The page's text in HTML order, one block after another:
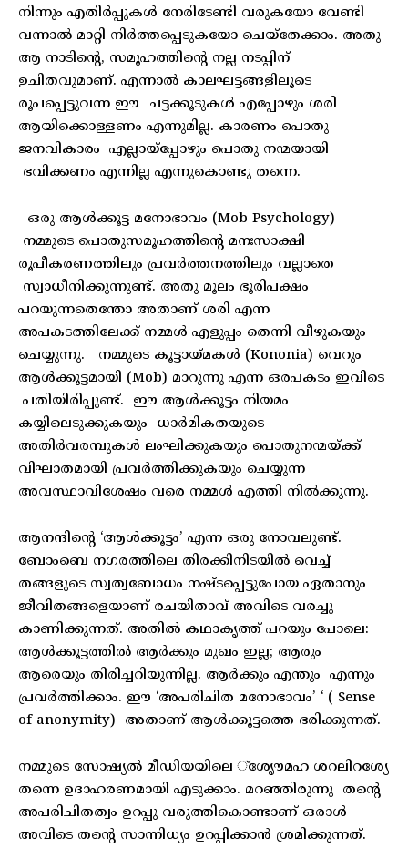
നിന്നും എതിർപ്പുകൾ നേരിടേണ്ടി വരുകയോ വേണ്ടി
വന്നാൽ മാറ്റി നിർത്തപ്പെടുകയോ ചെയ്‌തേക്കാം. അതു
ആ നാടിന്റെ, സമൂഹത്തിന്റെ നല്ല നടപ്പിന്
ഉചിതവുമാണ്. എന്നാൽ കാലഘട്ടങ്ങളിലൂടെ
രൂപപ്പെട്ടുവന്ന ഈ ചട്ടക്കൂടുകൾ എപ്പോഴും ശരി
ആയിക്കൊള്ളണം എന്നുമില്ല. കാരണം പൊതു
ജനവികാരം എല്ലായ്‌പ്പോഴും പൊതു നന്മയായി
ഭവിക്കണം എന്നില്ല എന്നുകൊണ്ടു തന്നെ.
ഒരു ആൾക്കൂട്ട മനോഭാവം (Mob Psychology)
നമ്മുടെ പൊതുസമൂഹത്തിന്റെ മനഃസാക്ഷി
രൂപീകരണത്തിലും പ്രവർത്തനത്തിലും വല്ലാതെ
സ്വാധീനിക്കുന്നുണ്ട്. അതു മൂലം ഭൂരിപക്ഷം
പറയുന്നതെന്തോ അതാണ് ശരി എന്ന
അപകടത്തിലേക്ക് നമ്മൾ എളുപ്പം തെന്നി വീഴുകയും
ചെയ്യുന്നു. നമ്മുടെ കൂട്ടായ്മകൾ (Kononia) വെറും
ആൾക്കൂട്ടമായി (Mob) മാറുന്നു എന്ന ഒരപകടം ഇവിടെ
പതിയിരിപ്പുണ്ട്. ഈ ആൾക്കൂട്ടം നിയമം
കയ്യിലെടുക്കുകയും ധാർമികതയുടെ
അതിർവരമ്പുകൾ ലംഘിക്കുകയും പൊതുനന്മയ്ക്ക്
വിഘാതമായി പ്രവർത്തിക്കുകയും ചെയ്യുന്ന
അവസ്ഥാവിശേഷം വരെ നമ്മൾ എത്തി നിൽക്കുന്നു.
ആനന്ദിന്റെ ‘ആൾക്കൂട്ടം’ എന്ന ഒരു നോവലുണ്ട്.
ബോംബെ നഗരത്തിലെ തിരക്കിനിടയിൽ വെച്ച്
തങ്ങളുടെ സ്വത്വബോധം നഷ്ടപ്പെട്ടുപോയ ഏതാനും
ജീവിതങ്ങളെയാണ് രചയിതാവ് അവിടെ വരച്ചു
കാണിക്കുന്നത്. അതിൽ കഥാകൃത്ത് പറയും പോലെ:
ആൾക്കൂട്ടത്തിൽ ആർക്കും മുഖം ഇല്ല; ആരും
ആരെയും തിരിച്ചറിയുന്നില്ല. ആർക്കും എന്തും എന്നും
പ്രവർത്തിക്കാം. ഈ ‘അപരിചിത മനോഭാവം’ ‘ ( Sense
of anonymity) അതാണ് ആൾക്കൂട്ടത്തെ ഭരിക്കുന്നത്.
നമ്മുടെ സോഷ്യൽ മീഡിയയിലെ ്ശൃൗേമഹ ശറലിറശ്യേ
തന്നെ ഉദാഹരണമായി എടുക്കാം. മറഞ്ഞിരുന്നു തന്റെ
അപരിചിതത്വം ഉറപ്പു വരുത്തികൊണ്ടാണ് ഒരാൾ
അവിടെ തന്റെ സാന്നിധ്യം ഉറപ്പിക്കാൻ ശ്രമിക്കുന്നത്.